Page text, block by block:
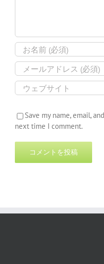
Save my name, email,
next time I comment.